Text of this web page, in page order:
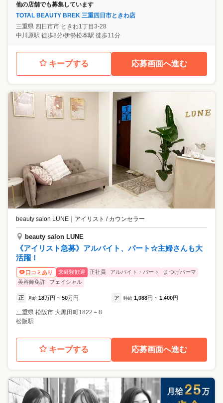
他の店舗でも募集しています
TOTAL BEAUTY BREK 三重四日市ときわ店
三重県 四日市市 ときわ1丁目3-28
中川原駅 徒歩8分/伊勢松本駅 徒歩11分
キープする 応募画面へ進む
beauty salon LUNE ｜ アイリスト / カウンセラー
beauty salon LUNE
《アイリスト急募》アルバイト、パート☆主婦さんも大
活躍！
口コミあり 未経験歓迎 正社員 アルバイト・パート
まつげパーマ
美容師免許
フェイシャル
正 月給 18万円 ~ 50万円 ア 時給 1,088円 ~ 1,400円
三重県 松阪市 大黒田町1822－8
松阪駅
キープする 応募画面へ進む